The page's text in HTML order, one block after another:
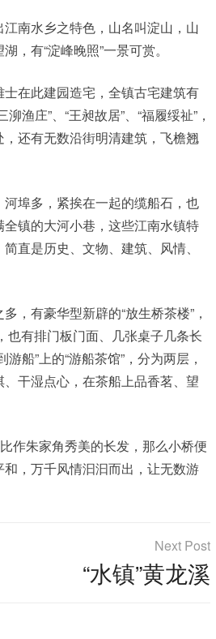
南水乡之特色，山名叫淀山，山
，有“淀峰晚照”一景可赏。
在此建园造宅，全镇古宅建筑有
渔庄”、“王昶故居”、“福履绥祉”，
还有无数沿街明清建筑，飞檐翘
埠多，紧挨在一起的缆船石，也
镇的大河小巷，这些江南水镇特
直是历史、文物、建筑、风情、
，有豪华型新辟的“放生桥茶楼”，
也有排门板门面、几张桌子几条长
船”上的“游船茶馆”，分为两层，
干湿点心，在茶船上品香茗、望
作朱家角秀美的长发，那么小桥便
，万千风情汩汩而出，让无数游
“水镇”黄龙溪